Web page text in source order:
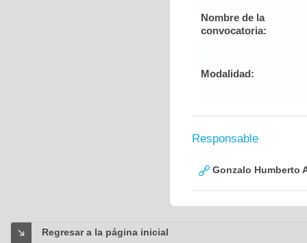
Nombre de la
convocatoria:
Modalidad:
Responsable
Gonzalo Humberto
Regresar a la página inicial